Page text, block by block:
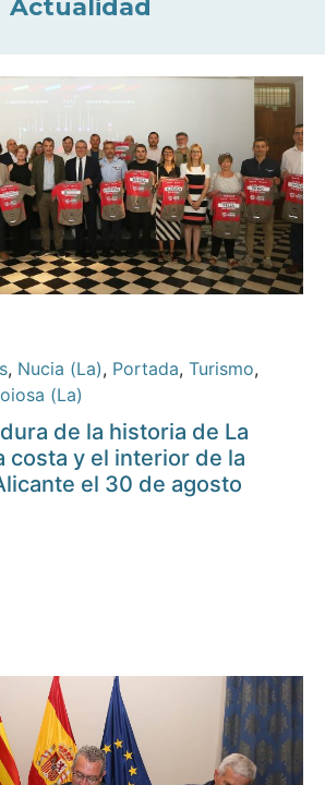
Actualidad
, Nucia (La), Portada, Turismo,
(La)
de la historia de La
costa y el interior de la
el 30 de agosto